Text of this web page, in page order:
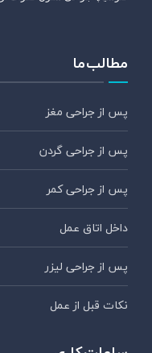
مطالب ما
پس از جراحی مغز
پس از جراحی گردن
پس از جراحی کمر
داخل اتاق عمل
پس از جراحی لیزر
نکات قبل از عمل